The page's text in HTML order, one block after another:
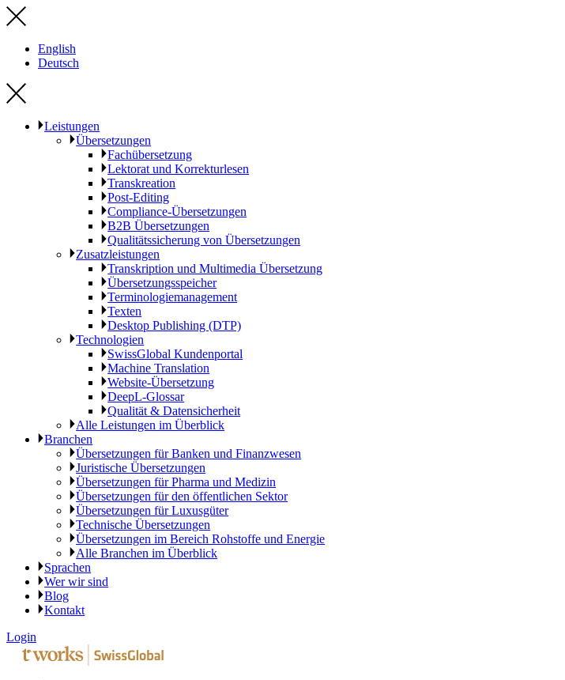
English
Deutsch
Leistungen
Übersetzungen
Fachübersetzung
Lektorat und Korrekturlesen
Transkreation
Post-Editing
Compliance-Übersetzungen
B2B Übersetzungen
Qualitätssicherung von Übersetzungen
Zusatzleistungen
Transkription und Multimedia Übersetzung
Übersetzungsspeicher
Terminologiemanagement
Texten
Desktop Publishing (DTP)
Technologien
SwissGlobal Kundenportal
Machine Translation
Website-Übersetzung
DeepL-Glossar
Qualität & Datensicherheit
Alle Leistungen im Überblick
Branchen
Übersetzungen für Banken und Finanzwesen
Juristische Übersetzungen
Übersetzungen für Pharma und Medizin
Übersetzungen für den öffentlichen Sektor
Übersetzungen für Luxusgüter
Technische Übersetzungen
Übersetzungen im Bereich Rohstoffe und Energie
Alle Branchen im Überblick
Sprachen
Wer wir sind
Blog
Kontakt
Login